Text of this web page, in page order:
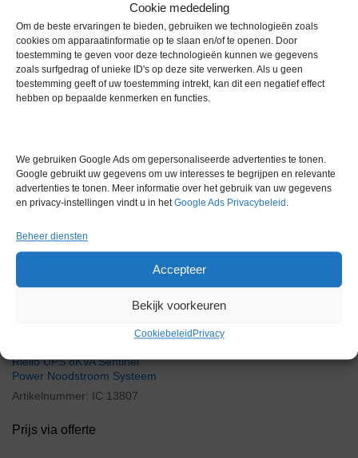
Cookie mededeling
Om de beste ervaringen te bieden, gebruiken we technologieën zoals
cookies om apparaatinformatie op te slaan en/of te openen. Door
toestemming te geven voor deze technologieën kunnen we gegevens
zoals surfgedrag of unieke ID's op deze site verwerken. Als u geen
toestemming geeft of uw toestemming intrekt, kan dit een negatief effect
hebben op bepaalde kenmerken en functies.
We gebruiken Google Ads om gepersonaliseerde advertenties te tonen.
Google gebruikt uw gegevens om uw interesses te begrijpen en relevante
advertenties te tonen. Meer informatie over het gebruik van uw gegevens
en privacy-instellingen vindt u in hetGoogle Ads Privacybeleid .
Beheer diensten
Accepteer
Bekijk voorkeuren
Cookiebeleid Privacy
Conditie Gebruikt in goede conditie
Gerelateerde producten
Riello UPS 8KVA Sentinel
Power Noodstroom Systeem
Artikelnummer: IC 13807
Prijs via offerte